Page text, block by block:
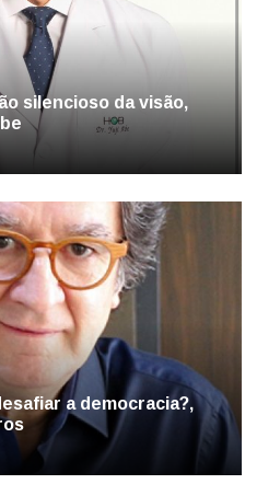
silencioso da visão,
a democracia?,